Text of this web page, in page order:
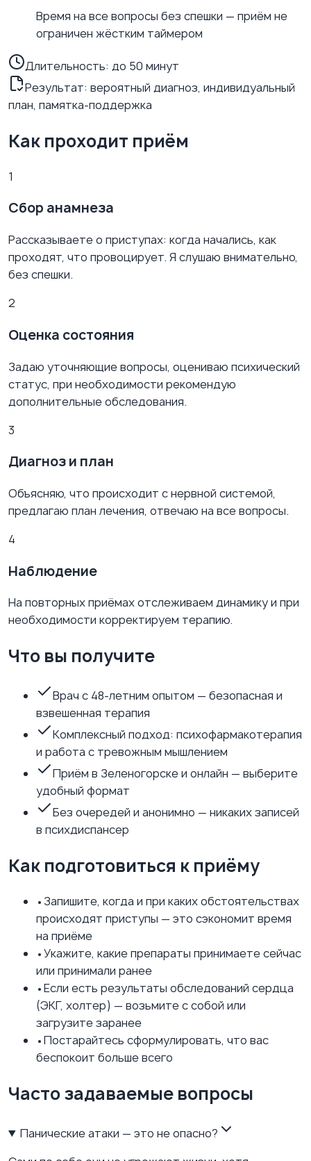
Время на все вопросы без спешки — приём не
ограничен жёстким таймером
Длительность: до 50 минут
Результат: вероятный диагноз, индивидуальный
план, памятка-поддержка
Как проходит приём
1
Сбор анамнеза
Рассказываете о приступах: когда начались, как
проходят, что провоцирует. Я слушаю внимательно,
без спешки.
2
Оценка состояния
Задаю уточняющие вопросы, оцениваю психический
статус, при необходимости рекомендую
дополнительные обследования.
3
Диагноз и план
Объясняю, что происходит с нервной системой,
предлагаю план лечения, отвечаю на все вопросы.
4
Наблюдение
На повторных приёмах отслеживаем динамику и при
необходимости корректируем терапию.
Что вы получите
Врач с 48-летним опытом — безопасная и
взвешенная терапия
Комплексный подход: психофармакотерапия
и работа с тревожным мышлением
Приём в Зеленогорске и онлайн — выберите
удобный формат
Без очередей и анонимно — никаких записей
в психдиспансер
Как подготовиться к приёму
• Запишите, когда и при каких обстоятельствах
происходят приступы — это сэкономит время
на приёме
•Укажите, какие препараты принимаете сейчас
или принимали ранее
•Если есть результаты обследований сердца
(ЭКГ, холтер) — возьмите с собой или
загрузите заранее
•Постарайтесь сформулировать, что вас
беспокоит больше всего
Часто задаваемые вопросы
Панические атаки — это не опасно?